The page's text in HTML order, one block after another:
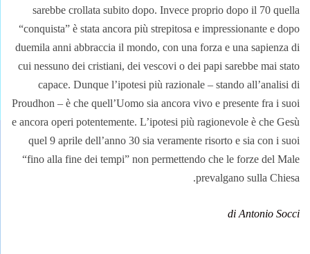
sarebbe crollata subito dopo. Invece proprio dopo il 70 quella
“conquista” è stata ancora più strepitosa e impressionante e dopo
duemila anni abbraccia il mondo, con una forza e una sapienza di
cui nessuno dei cristiani, dei vescovi o dei papi sarebbe mai stato
capace. Dunque l’ipotesi più razionale – stando all’analisi di
Proudhon – è che quell’Uomo sia ancora vivo e presente fra i suoi
e ancora operi potentemente. L’ipotesi più ragionevole è che Gesù
quel 9 aprile dell’anno 30 sia veramente risorto e sia con i suoi
“fino alla fine dei tempi” non permettendo che le forze del Male
prevalgano sulla Chiesa.
di Antonio Socci